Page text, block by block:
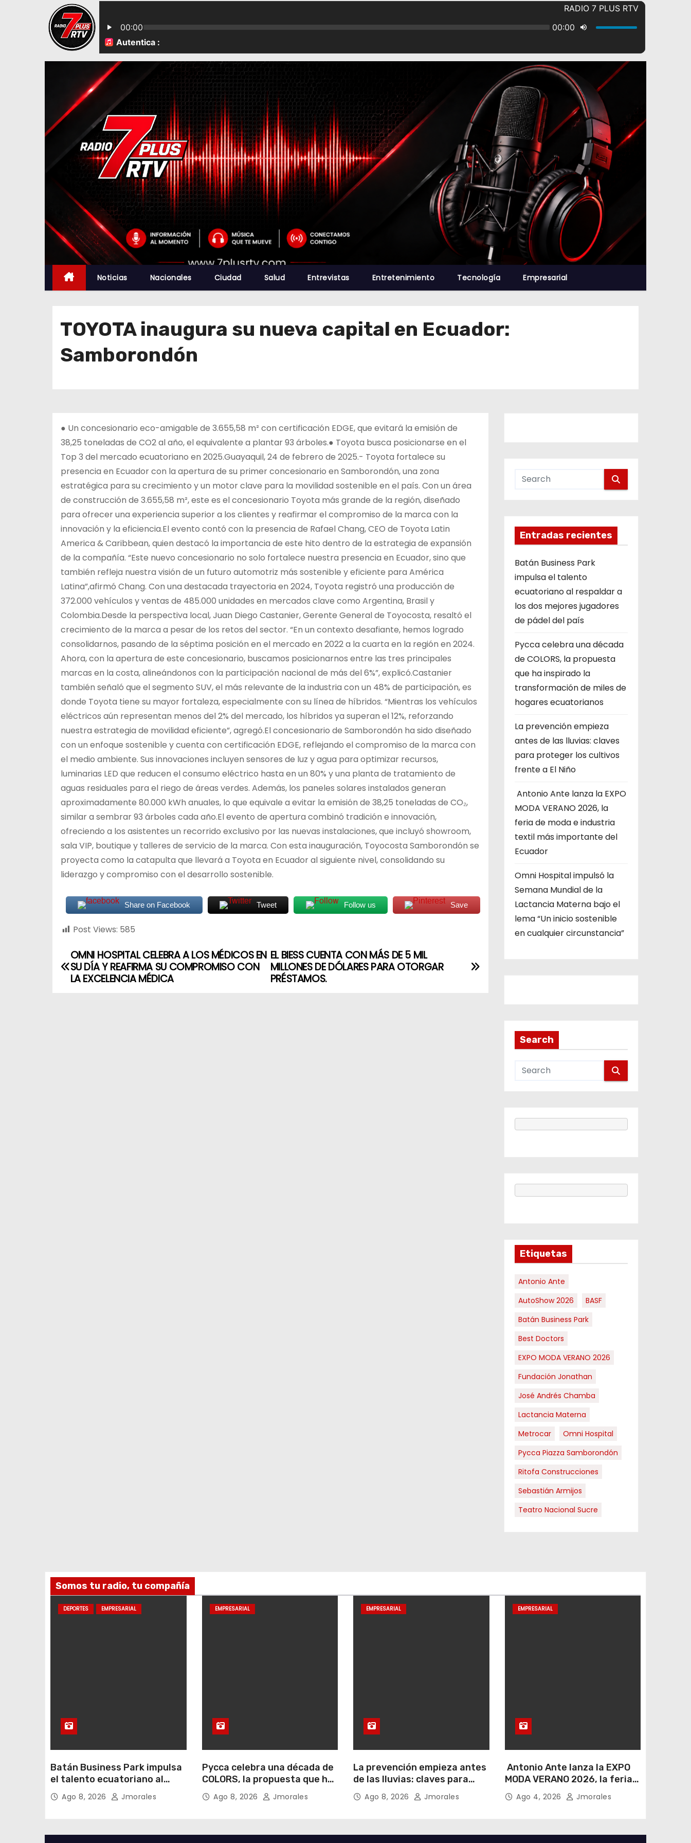
Noticias Nacionales Ciudad Salud Entrevistas Entretenimiento Tecnología Empresarial
TOYOTA inaugura su nueva capital en Ecuador:
Samborondón
● Un concesionario eco-amigable de 3.655,58 m² con certificación EDGE, que evitará la emisión de
38,25 toneladas de CO2 al año, el equivalente a plantar 93 árboles.● Toyota busca posicionarse en el
Top 3 del mercado ecuatoriano en 2025.Guayaquil, 24 de febrero de 2025.- Toyota fortalece su
presencia en Ecuador con la apertura de su primer concesionario en Samborondón, una zona
estratégica para su crecimiento y un motor clave para la movilidad sostenible en el país. Con un área
de construcción de 3.655,58 m², este es el concesionario Toyota más grande de la región, diseñado
para ofrecer una experiencia superior a los clientes y reafirmar el compromiso de la marca con la
innovación y la eficiencia.El evento contó con la presencia de Rafael Chang, CEO de Toyota Latin
America & Caribbean, quien destacó la importancia de este hito dentro de la estrategia de expansión
de la compañía. “Este nuevo concesionario no solo fortalece nuestra presencia en Ecuador, sino que
también refleja nuestra visión de un futuro automotriz más sostenible y eficiente para América
Latina”,afirmó Chang. Con una destacada trayectoria en 2024, Toyota registró una producción de
372.000 vehículos y ventas de 485.000 unidades en mercados clave como Argentina, Brasil y
Colombia.Desde la perspectiva local, Juan Diego Castanier, Gerente General de Toyocosta, resaltó el
crecimiento de la marca a pesar de los retos del sector. “En un contexto desafiante, hemos logrado
consolidarnos, pasando de la séptima posición en el mercado en 2022 a la cuarta en la región en 2024.
Ahora, con la apertura de este concesionario, buscamos posicionarnos entre las tres principales
marcas en la costa, alineándonos con la participación nacional de más del 6%”, explicó.Castanier
también señaló que el segmento SUV, el más relevante de la industria con un 48% de participación, es
donde Toyota tiene su mayor fortaleza, especialmente con su línea de híbridos. “Mientras los vehículos
eléctricos aún representan menos del 2% del mercado, los híbridos ya superan el 12%, reforzando
nuestra estrategia de movilidad eficiente”, agregó.El concesionario de Samborondón ha sido diseñado
con un enfoque sostenible y cuenta con certificación EDGE, reflejando el compromiso de la marca con
el medio ambiente. Sus innovaciones incluyen sensores de luz y agua para optimizar recursos,
luminarias LED que reducen el consumo eléctrico hasta en un 80% y una planta de tratamiento de
aguas residuales para el riego de áreas verdes. Además, los paneles solares instalados generan
aproximadamente 80.000 kWh anuales, lo que equivale a evitar la emisión de 38,25 toneladas de CO₂,
similar a sembrar 93 árboles cada año.El evento de apertura combinó tradición e innovación,
ofreciendo a los asistentes un recorrido exclusivo por las nuevas instalaciones, que incluyó showroom,
sala VIP, boutique y talleres de servicio de la marca. Con esta inauguración, Toyocosta Samborondón se
proyecta como la catapulta que llevará a Toyota en Ecuador al siguiente nivel, consolidando su
liderazgo y compromiso con el desarrollo sostenible.
Share on Facebook Tweet Follow us Save
Post Views: 585
EL BIESS CUENTA CON MÁS DE 5 MIL
MILLONES DE DÓLARES PARA OTORGAR
PRÉSTAMOS.
OMNI HOSPITAL CELEBRA A LOS MÉDICOS EN
SU DÍA Y REAFIRMA SU COMPROMISO CON
LA EXCELENCIA MÉDICA
Entradas recientes
Batán Business Park
impulsa el talento
ecuatoriano al respaldar a
los dos mejores jugadores
de pádel del país
Pycca celebra una década
de COLORS, la propuesta
que ha inspirado la
transformación de miles de
hogares ecuatorianos
La prevención empieza
antes de las lluvias: claves
para proteger los cultivos
frente a El Niño
Antonio Ante lanza la EXPO
MODA VERANO 2026, la
feria de moda e industria
textil más importante del
Ecuador
Omni Hospital impulsó la
Semana Mundial de la
Lactancia Materna bajo el
lema “Un inicio sostenible
en cualquier circunstancia”
Search
Etiquetas
Antonio Ante
AutoShow 2026
BASF
Batán Business Park
Best Doctors
EXPO MODA VERANO 2026
Fundación Jonathan
José Andrés Chamba
Lactancia Materna
Metrocar
Omni Hospital
Pycca Piazza Samborondón
Ritofa Construcciones
Sebastián Armijos
Teatro Nacional Sucre
Somos tu radio, tu compañía
DEPORTES EMPRESARIAL
Batán Business Park impulsa
el talento ecuatoriano al
respaldar a los dos mejores
jugadores de pádel del país
Ago 8, 2026 Jmorales
EMPRESARIAL
Pycca celebra una década de
COLORS, la propuesta que ha
inspirado la transformación
de miles de hogares
Ago 8, 2026 Jmorales
EMPRESARIAL
La prevención empieza antes
de las lluvias: claves para
proteger los cultivos frente a
El Niño
Ago 8, 2026 Jmorales
EMPRESARIAL
Antonio Ante lanza la EXPO
MODA VERANO 2026, la feria
de moda e industria textil
más importante del Ecuador
Ago 4, 2026 Jmorales